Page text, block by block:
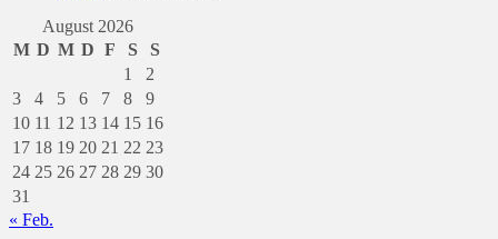
August 2026
M D M D F S
S
1
2
3
4 5 6 7 8
9
10 11 12 13 14 15 16
17 18 19 20 21 22 23
24 25 26 27 28 29 30
31
« Feb.